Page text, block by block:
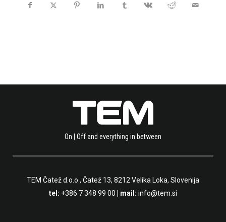
On | Off and everything in between
TEM Čatež d.o.o., Čatež 13, 8212 Velika Loka, Slovenija
tel: +386 7 348 99 00 | mail: info@tem.si